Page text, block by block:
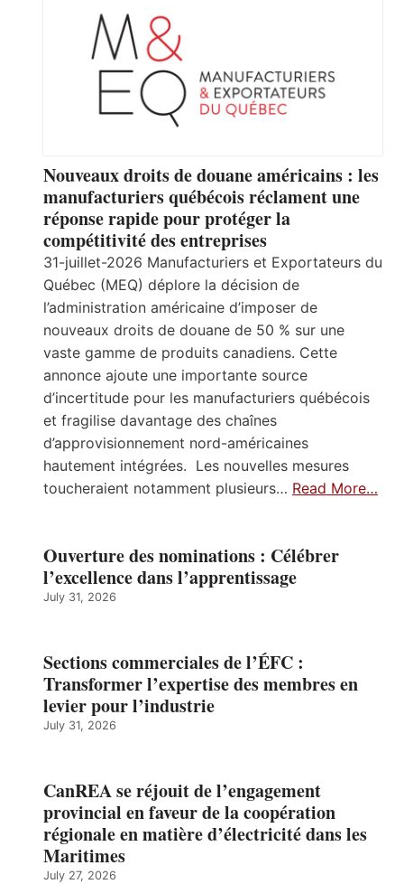
Nouveaux droits de douane américains : les
manufacturiers québécois réclament une
réponse rapide pour protéger la
compétitivité des entreprises
31-juillet-2026 Manufacturiers et Exportateurs du
Québec (MEQ) déplore la décision de
l’administration américaine d’imposer de
nouveaux droits de douane de 50 % sur une
vaste gamme de produits canadiens. Cette
annonce ajoute une importante source
d’incertitude pour les manufacturiers québécois
et fragilise davantage des chaînes
d’approvisionnement nord-américaines
hautement intégrées. Les nouvelles mesures
toucheraient notamment plusieurs… Read More…
Ouverture des nominations : Célébrer
l’excellence dans l’apprentissage
July 31, 2026
Sections commerciales de l’ÉFC :
Transformer l’expertise des membres en
levier pour l’industrie
July 31, 2026
CanREA se réjouit de l’engagement
provincial en faveur de la coopération
régionale en matière d’électricité dans les
Maritimes
July 27, 2026